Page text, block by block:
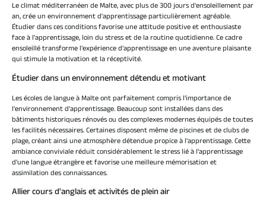
Le climat méditerranéen de Malte, avec plus de 300 jours d'ensoleillement par
an, crée un environnement d'apprentissage particulièrement agréable.
Étudier dans ces conditions favorise une attitude positive et enthousiaste
face à l'apprentissage, loin du stress et de la routine quotidienne. Ce cadre
ensoleillé transforme l'expérience d'apprentissage en une aventure plaisante
qui stimule la motivation et la réceptivité.
Étudier dans un environnement détendu et motivant
Les écoles de langue à Malte ont parfaitement compris l'importance de
l'environnement d'apprentissage. Beaucoup sont installées dans des
bâtiments historiques rénovés ou des complexes modernes équipés de toutes
les facilités nécessaires. Certaines disposent même de piscines et de clubs de
plage, créant ainsi une atmosphère détendue propice à l'apprentissage. Cette
ambiance conviviale réduit considérablement le stress lié à l'apprentissage
d'une langue étrangère et favorise une meilleure mémorisation et
assimilation des connaissances.
Allier cours d'anglais et activités de plein air